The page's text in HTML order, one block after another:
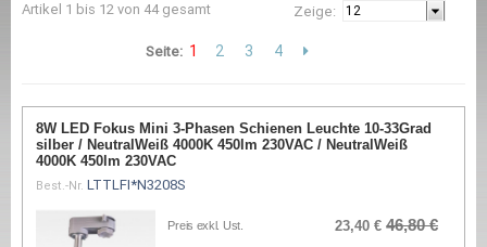
Artikel 1 bis 12 von 44 gesamt Zeige:
Seite: 1 2 3 4
8W LED Fokus Mini 3-Phasen Schienen Leuchte 10-33Grad
silber / NeutralWeiß 4000K 450lm 230VAC / NeutralWeiß
4000K 450lm 230VAC
Best.-Nr. LTTLFI*N3208S
Preis exkl. Ust. 23,40 € 46,80 €